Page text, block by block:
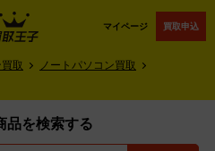
マイページ 買取申込
取
ノートパソコン買取
品を検索する